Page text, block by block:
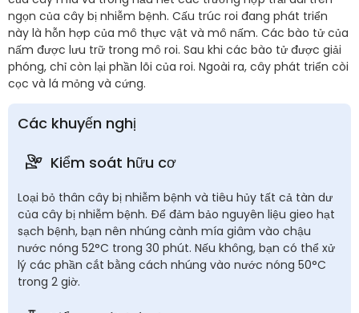
ngọn của cây bị nhiễm bệnh. Cấu trúc roi đang phát triển
này là hỗn hợp của mô thực vật và mô nấm. Các bào tử của
nấm được lưu trữ trong mô roi. Sau khi các bào tử được giải
phóng, chỉ còn lại phần lõi của roi. Ngoài ra, cây phát triển còi
cọc và lá mỏng và cứng.
Các khuyến nghị
Kiểm soát hữu cơ
Loại bỏ thân cây bị nhiễm bệnh và tiêu hủy tất cả tàn dư
của cây bị nhiễm bệnh. Để đảm bảo nguyên liệu gieo hạt
sạch bệnh, bạn nên nhúng cành mía giâm vào chậu
nước nóng 52°C trong 30 phút. Nếu không, bạn có thể xử
lý các phần cắt bằng cách nhúng vào nước nóng 50°C
trong 2 giờ.